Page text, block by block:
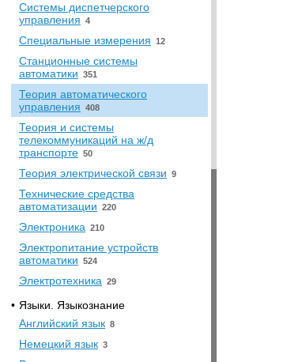
Системы диспетчерского
управления 4
Специальные измерения 12
Станционные системы
автоматики 351
Теория автоматического
управления 408
Теория и системы
телекоммуникаций на ж/д
транспорте 50
Теория электрической связи 9
Технические средства
автоматизации 220
Электроника 210
Электропитание устройств
автоматики 524
Электротехника 29
• Языки. Языкознание
Английский язык 8
Немецкий язык 3